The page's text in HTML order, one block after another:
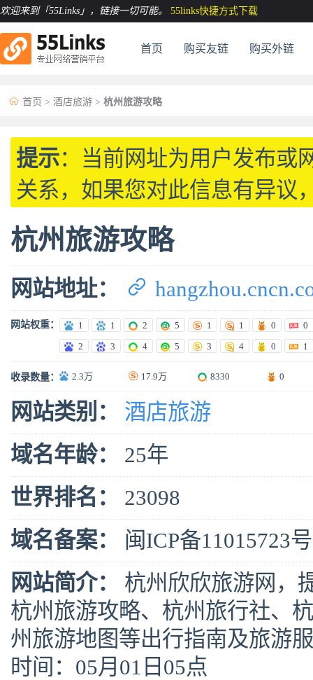
欢迎来到「55Links」 ，链接一切可能。 55links快捷方式下载
首页 购买友链 购买外链
 首页 > 酒店旅游 > 杭州旅游攻略
提示：当前网址为用户发布或
关系，如果您对此信息有异议
杭州旅游攻略
网站地址： 
网站权重： 1 1 2 5 1 1 0
0
2
3 4 5 3 4 0 1
收录数量： 2.3万 17.9万 8330 0
网站类别：
酒店旅游
域名年龄：
25年
世界排名：
23098
域名备案：
闽ICP备11015723
网站简介：
杭州欣欣旅游网，
杭州旅游攻略、杭州旅行社、
州旅游地图等出行指南及旅游
时间：05月01日05点